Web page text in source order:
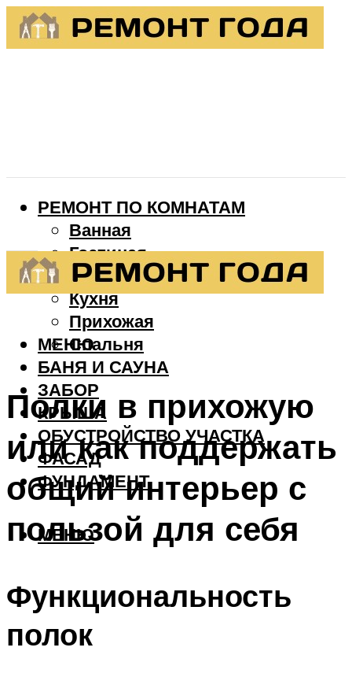
РЕМОНТ ПО КОМНАТАМ
Ванная
Гостиная
Детская
Кухня
Прихожая
Спальня
БАНЯ И САУНА
ЗАБОР
КРЫША
ОБУСТРОЙСТВО УЧАСТКА
ФАСАД
ФУНДАМЕНТ
МЕНЮ
МЕНЮ
Полки в прихожую
или как поддержать
общий интерьер с
пользой для себя
Функциональность
полок